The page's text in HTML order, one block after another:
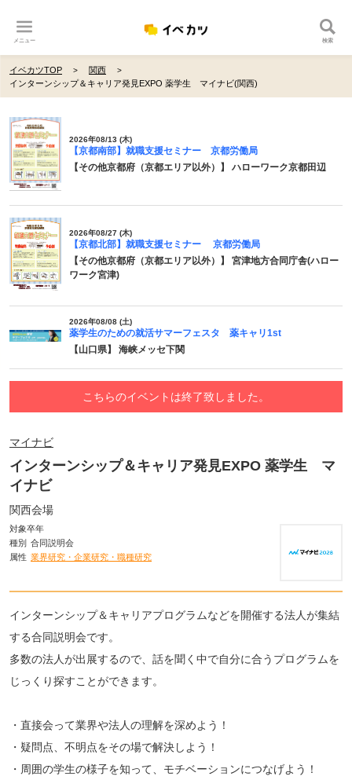
メニュー 検索
イベカツTOP
関西
インターンシップ＆キャリア発見EXPO 薬学生 マイナビ(関西)
2026年08/13 (木)
【京都南部】就職支援セミナー 京都労働局
【その他京都府（京都エリア以外）】 ハローワーク京都田辺
2026年08/27 (木)
【京都北部】就職支援セミナー 京都労働局
【その他京都府（京都エリア以外）】 宮津地方合同庁舎(ハロー
ワーク宮津)
2026年08/08 (土)
薬学生のための就活サマーフェスタ 薬キャリ1st
【山口県】 海峡メッセ下関
こちらのイベントは終了致しました。
マイナビ
インターンシップ＆キャリア発見EXPO 薬学生 マ
イナビ
関西会場
対象卒年
種別 合同説明会
属性 業界研究・企業研究・職種研究
インターンシップ＆キャリアプログラムなどを開催する法人が集結
する合同説明会です。
多数の法人が出展するので、話を聞く中で自分に合うプログラムを
じっくり探すことができます。
・直接会って業界や法人の理解を深めよう！
・疑問点、不明点をその場で解決しよう！
・周囲の学生の様子を知って、モチベーションにつなげよう！